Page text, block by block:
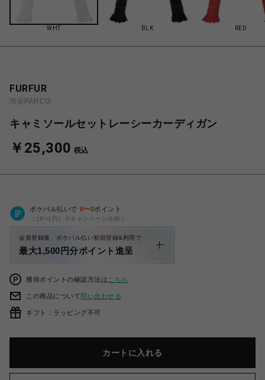
WHT BLK RED
FURFUR
渋谷PARCO
キャミソールセットレーシーカーディガン
￥25,300 税込
ポケパル払いで 0〜0ポイント
（1P=1円）※キャンペーン分除く
会員登録後、ポケパル払い初回登録&利用で
最大1,500円分ポイント進呈
獲得ポイントの確認方法は こちら
この商品について問い合わせる
ギフト：ラッピング不可
カートに入れる